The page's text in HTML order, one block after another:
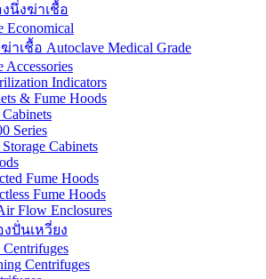
งนึ่งฆ่าเชื้อ
Economical
าเชื้อ Autoclave Medical Grade
Accessories
Indicators
& Fume Hoods
Series
Cabinets
Fume Hoods
Fume Hoods
Flow Enclosures
งปั่นเหวี่ยง
Centrifuges